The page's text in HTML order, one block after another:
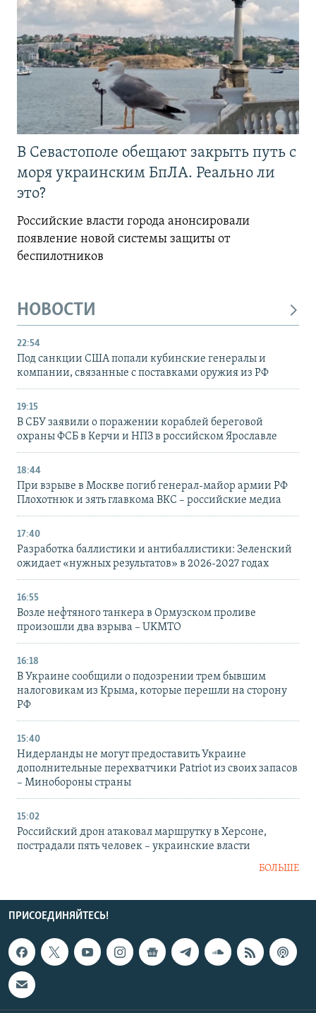
В Севастополе обещают закрыть путь с
моря украинским БпЛА. Реально ли
это?
Российские власти города анонсировали
появление новой системы защиты от
беспилотников
НОВОСТИ
22:54
Под санкции США попали кубинские генералы и
компании, связанные с поставками оружия из РФ
19:15
В СБУ заявили о поражении кораблей береговой
охраны ФСБ в Керчи и НПЗ в российском Ярославле
18:44
При взрыве в Москве погиб генерал-майор армии РФ
Плохотнюк и зять главкома ВКС – российские медиа
17:40
Разработка баллистики и антибаллистики: Зеленский
ожидает «нужных результатов» в 2026-2027 годах
16:55
Возле нефтяного танкера в Ормузском проливе
произошли два взрыва – UKMTO
16:18
В Украине сообщили о подозрении трем бывшим
налоговикам из Крыма, которые перешли на сторону
РФ
15:40
Нидерланды не могут предоставить Украине
дополнительные перехватчики Patriot из своих запасов
– Минобороны страны
15:02
Российский дрон атаковал маршрутку в Херсоне,
пострадали пять человек – украинские власти
БОЛЬШЕ
ПРИСОЕДИНЯЙТЕСЬ!